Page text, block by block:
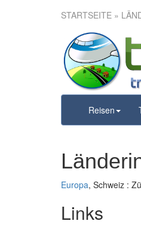
STARTSEITE »
Reisen
Europa, Schweiz :
Links